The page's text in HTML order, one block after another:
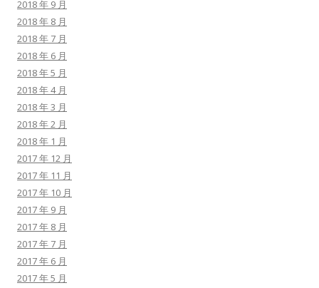
2018 年 9 月
2018 年 8 月
2018 年 7 月
2018 年 6 月
2018 年 5 月
2018 年 4 月
2018 年 3 月
2018 年 2 月
2018 年 1 月
2017 年 12 月
2017 年 11 月
2017 年 10 月
2017 年 9 月
2017 年 8 月
2017 年 7 月
2017 年 6 月
2017 年 5 月